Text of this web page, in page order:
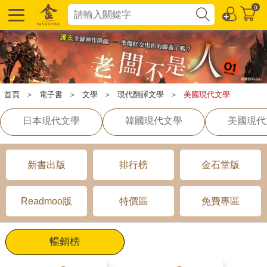
0
首頁 ＞ 電子書 ＞ 文學 ＞ 現代翻譯文學 ＞ 美國現代文學
日本現代文學 韓國現代文學 美國現
新書出版 排行榜 金石堂版
Readmoo版 特價區 免費專區
暢銷榜